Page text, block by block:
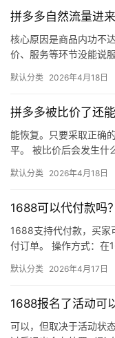
拼多多自然流量进
核心原因是商品内功不
价、服务等环节没能说
评少、…
默认分类 2026年4月18日
拼多多被比价了还能
能恢复。只要采取正确
平。 被比价后会发生什
网价格…
默认分类 2026年4月18日
1688可以代付款吗？
1688支持代付款，买家
付订单。 操作方式：在
默认分类 2026年4月17日
1688报名了活动可
可以，但取决于活动状